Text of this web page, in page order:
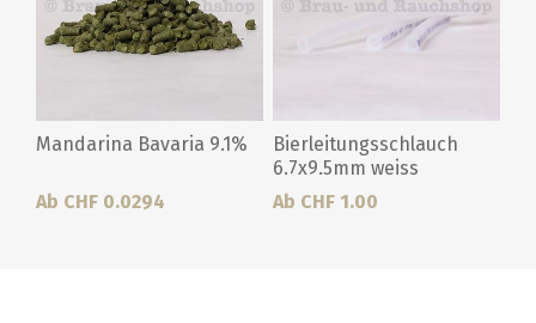
Mandarina Bavaria 9.1%
Ab CHF 0.0294
Bierleitungsschlauch
6.7x9.5mm weiss
Ab CHF 1.00